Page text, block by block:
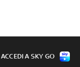
ACCEDI A SKY GO